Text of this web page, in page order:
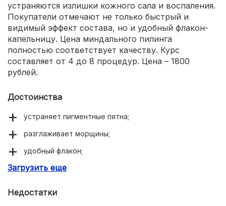
устраняются излишки кожного сала и воспаления.
Покупатели отмечают не только быстрый и
видимый эффект состава, но и удобный флакон-
капельницу. Цена миндального пилинга
полностью соответствует качеству. Курс
составляет от 4 до 8 процедур. Цена – 1800
рублей.
Достоинства
устраняет пигментные пятна;
разглаживает морщины;
удобный флакон;
обладает бактериостатическим эффектом;
Загрузить еще
Недостатки